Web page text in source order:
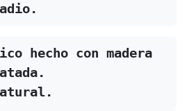
hecho con madera